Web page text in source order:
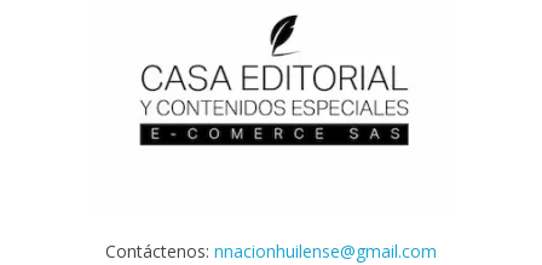
Contáctenos: nnacionhuilense@gmail.com